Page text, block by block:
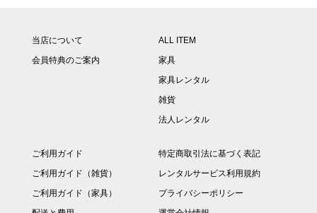
当店について
会員特典のご案内
ALL ITEM
家具
家具レンタル
雑貨
法人レンタル
ご利用ガイド
ご利用ガイド（雑貨）
ご利用ガイド（家具）
特定商取引法に基づく表記
レンタルサービス利用規約
プライバシーポリシー